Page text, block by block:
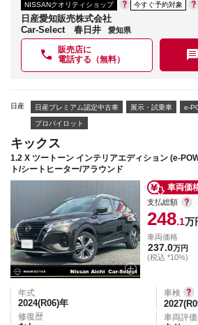
NISSANクオリティショップ 今すぐ予約対象
日産愛知販売株式会社
Car-Select 春日井
愛知県
販売店に
電話する（無料）
日産 日産プレミアム認定中古車 展示・試乗車 e-
プロパイロット
キックス
1.2 X ツートーン インテリアエディション (e-
ト/シートヒーター/アラウンド
車両価
支払総額
248.1万
車両価格
237.0万円
(税込 *10%)
年式
2024(R06)年
修復歴
車検
車両評